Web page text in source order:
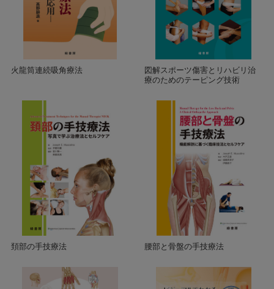
火龍筒連続吸角療法
図解スポーツ傷害とリハビリ治
療のためのテーピング技術
頚部の手技療法 腰部と骨盤の手技療法